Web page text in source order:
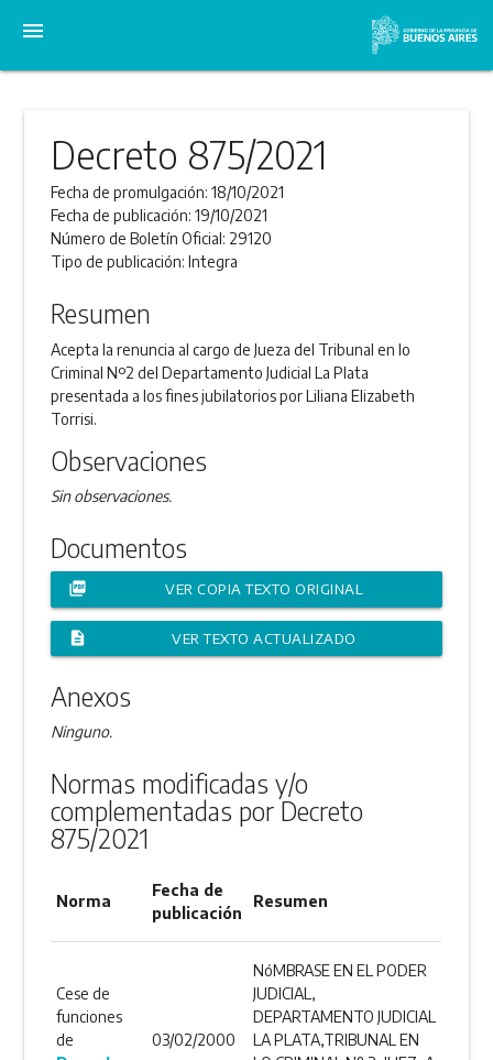
menu
Decreto 875/2021
Fecha de promulgación:18/10/2021
Fecha de publicación:19/10/2021
Número de Boletín Oficial: 29120
Tipo de publicación:Integra
Resumen
Acepta la renuncia al cargo de Jueza del Tribunal en lo
Criminal Nº2 del Departamento Judicial La Plata
presentada a los fines jubilatorios por Liliana Elizabeth
Torrisi.
Observaciones
Sin observaciones.
Documentos
picture_as_pdf VER COPIA TEXTO ORIGINAL
description VER TEXTO ACTUALIZADO
Anexos
Ninguno.
Normas modificadas y/o
complementadas por Decreto
875/2021
Norma
Fecha de
publicación
Resumen
Cese de
funciones
de
03/02/2000
NóMBRASE EN EL PODER
JUDICIAL,
DEPARTAMENTO JUDICIAL
LA PLATA,TRIBUNAL EN